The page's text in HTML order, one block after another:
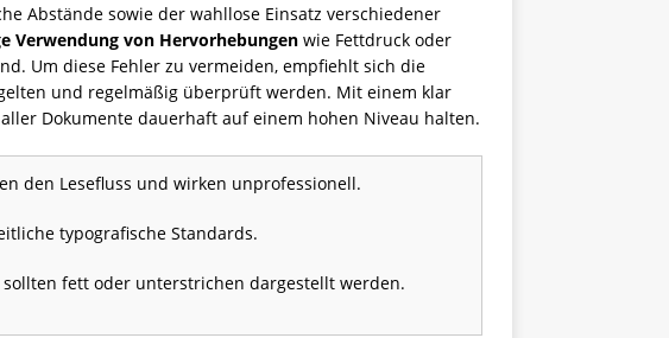
Abstände sowie der wahllose Einsatz verschiedener
Verwendung von Hervorhebungen wie Fettdruck oder
Um diese Fehler zu vermeiden, empfiehlt sich die
und regelmäßig überprüft werden. Mit einem klar
Dokumente dauerhaft auf einem hohen Niveau halten.
den Lesefluss und wirken unprofessionell.
typografische Standards.
fett oder unterstrichen dargestellt werden.